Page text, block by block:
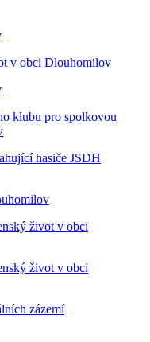
v obci Dlouhomilov
klubu pro spolkovou
hasiče JSDH
život v obci
život v obci
zázemí